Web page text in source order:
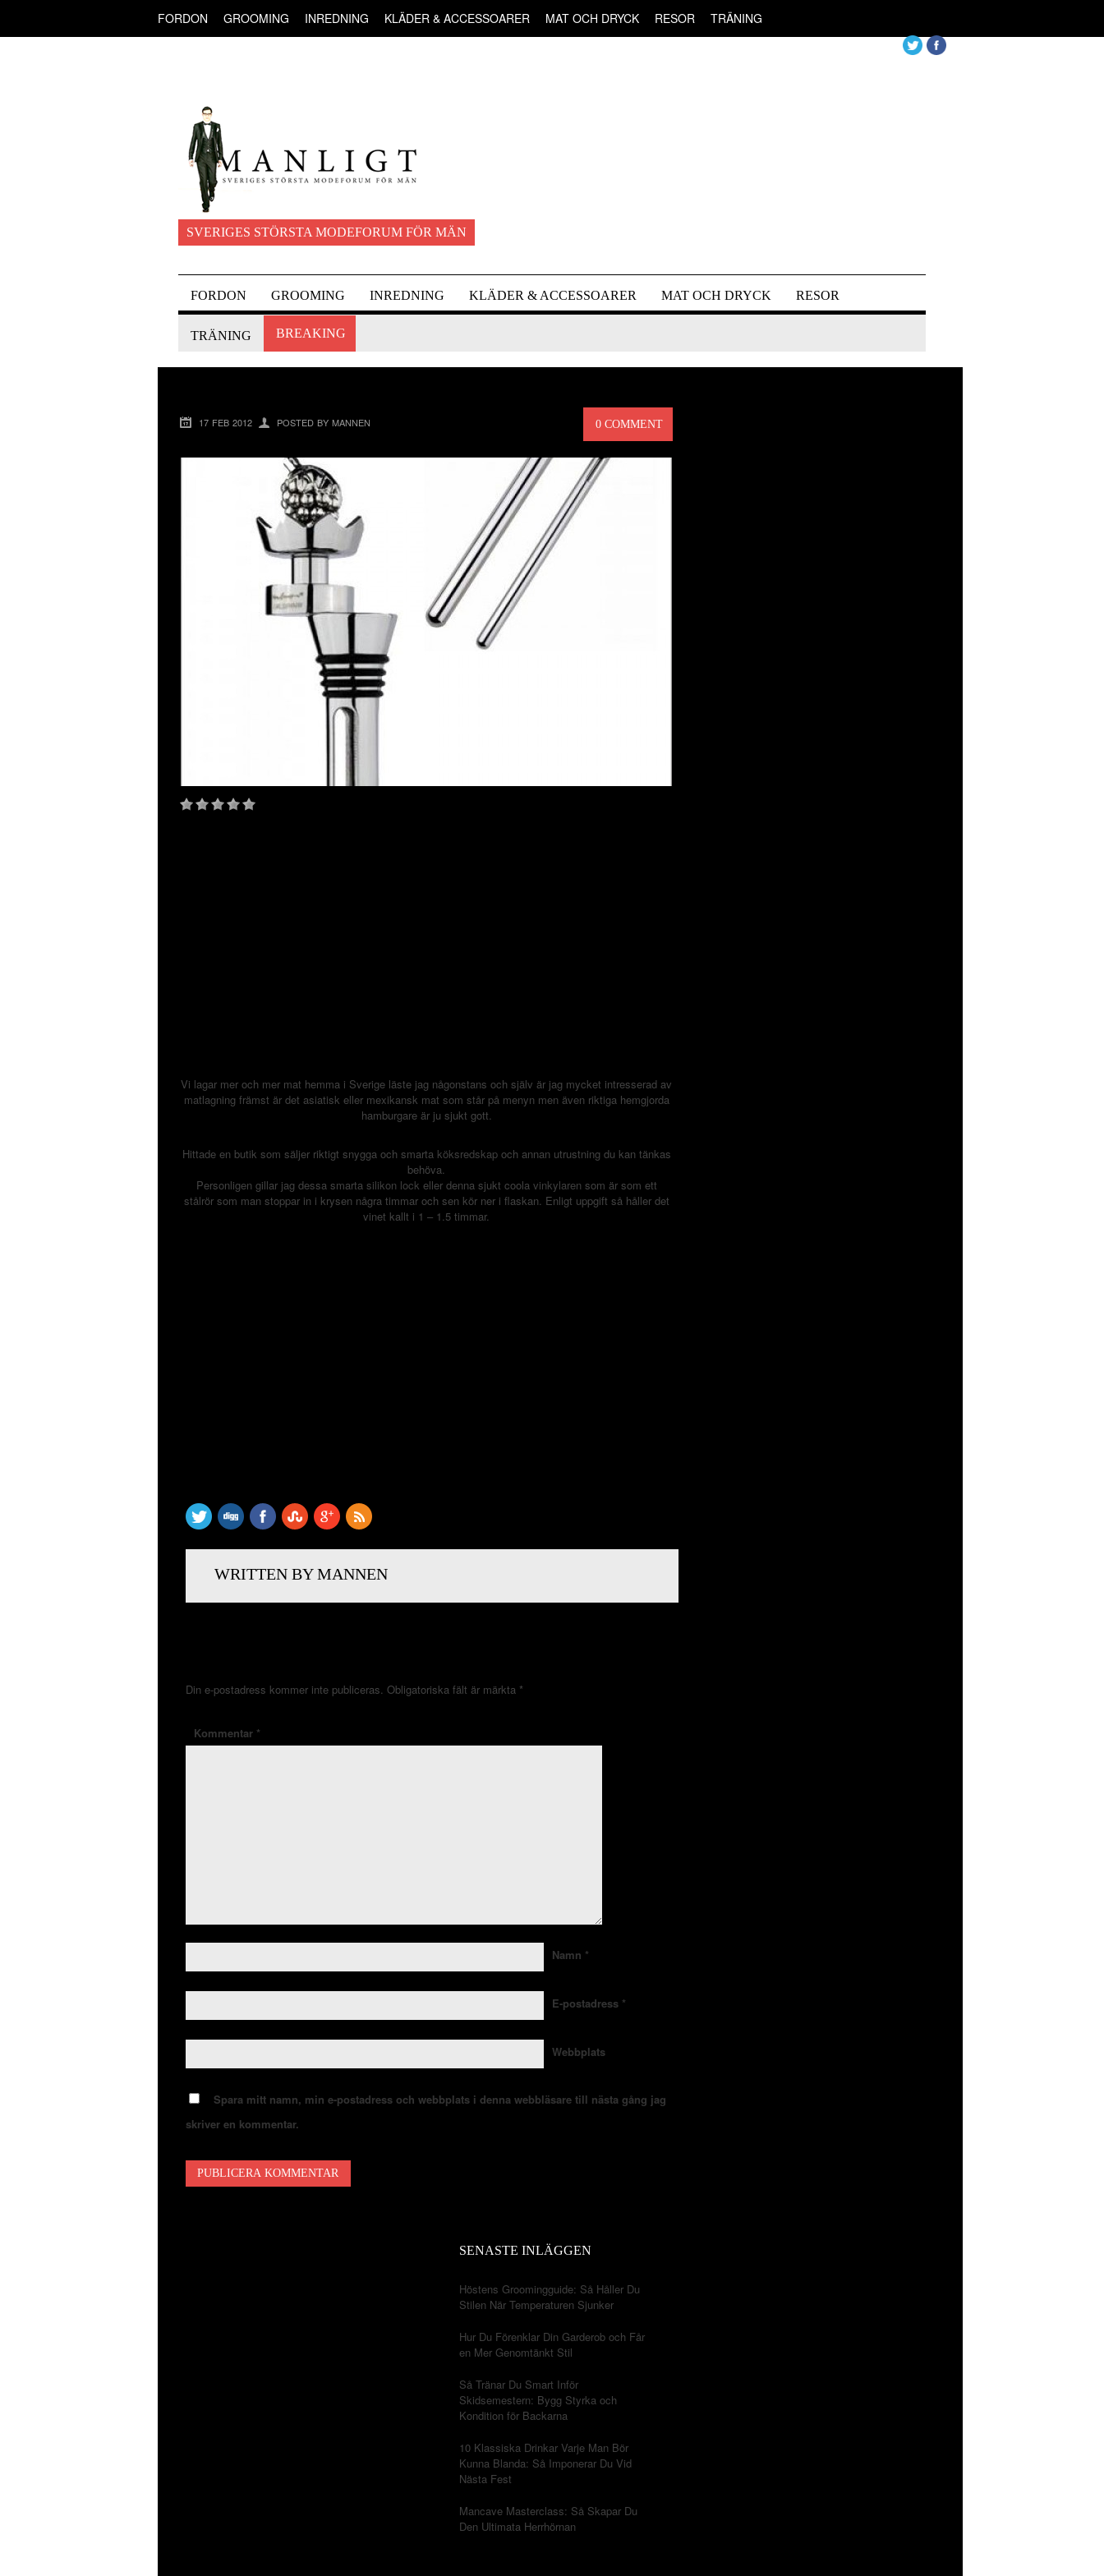
FORDON GROOMING INREDNING KLÄDER & ACCESSOARER MAT OCH DRYCK RESOR TRÄNING
SVERIGES STÖRSTA MODEFORUM FÖR MÄN
FORDON GROOMING INREDNING KLÄDER & ACCESSOARER MAT OCH DRYCK RESOR
TRÄNING BREAKING
0 COMMENT
17 FEB 2012 POSTED BY MANNEN
Vi lagar mer och mer mat hemma i Sverige läste jag någonstans och själv är jag mycket intresserad av
matlagning främst är det asiatisk eller mexikansk mat som står på menyn men även riktiga hemgjorda
hamburgare är ju sjukt gott.
Hittade en butik som säljer riktigt snygga och smarta köksredskapoch annan utrustning du kan tänkas
behöva.
Personligen gillar jag dessa smarta silikon lock eller denna sjukt coola vinkylaren som är som ett
stålrör som man stoppar in i krysen några timmar och sen kör ner i flaskan. Enligt uppgift så håller det
vinet kallt i 1 – 1.5 timmar.
WRITTEN BY MANNEN
Din e-postadress kommer inte publiceras. Obligatoriska fält är märkta *
Kommentar *
Namn *
E-postadress *
Webbplats
Spara mitt namn, min e-postadress och webbplats i denna webbläsare till nästa gång jag
skriver en kommentar.
SENASTE INLÄGGEN
Höstens Groomingguide: Så Håller Du
Stilen När Temperaturen Sjunker
Hur Du Förenklar Din Garderob och Får
en Mer Genomtänkt Stil
Så Tränar Du Smart Inför
Skidsemestern: Bygg Styrka och
Kondition för Backarna
10 Klassiska Drinkar Varje Man Bör
Kunna Blanda: Så Imponerar Du Vid
Nästa Fest
Mancave Masterclass: Så Skapar Du
Den Ultimata Herrhörnan